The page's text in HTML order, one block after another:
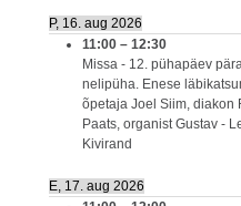
P, 16. aug 2026
11:00 – 12:30
Missa - 12. pühapäev
nelipüha. Enese
õpetaja Joel Siim, diakon
Paats, organist Gustav -
Kivirand
E, 17. aug 2026